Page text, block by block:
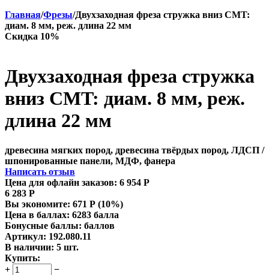
Главная/Фрезы/Двухзаходная фреза стружка вниз CMT:
диам. 8 мм, реж. длина 22 мм
Скидка 10%
Двухзаходная фреза стружка
вниз CMT: диам. 8 мм, реж.
длина 22 мм
древесина мягких пород, древесина твёрдых пород, ЛДСП /
шпонированные панели, МДФ, фанера
Написать отзыв
Цена для офлайн заказов: 6 954 Р
6 283 Р
Вы экономите: 671 Р (10%)
Цена в баллах: 6283 балла
Бонусные баллы: баллов
Артикул: 192.080.11
В наличии: 5 шт.
Купить:
+
−